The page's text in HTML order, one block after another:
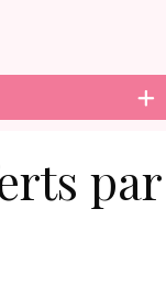
par